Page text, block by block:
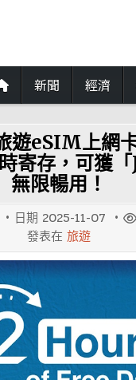
新聞 經濟
遊eSIM上網
寄存，可獲
無限暢用！
日期 2025-11-07
發表在 旅遊